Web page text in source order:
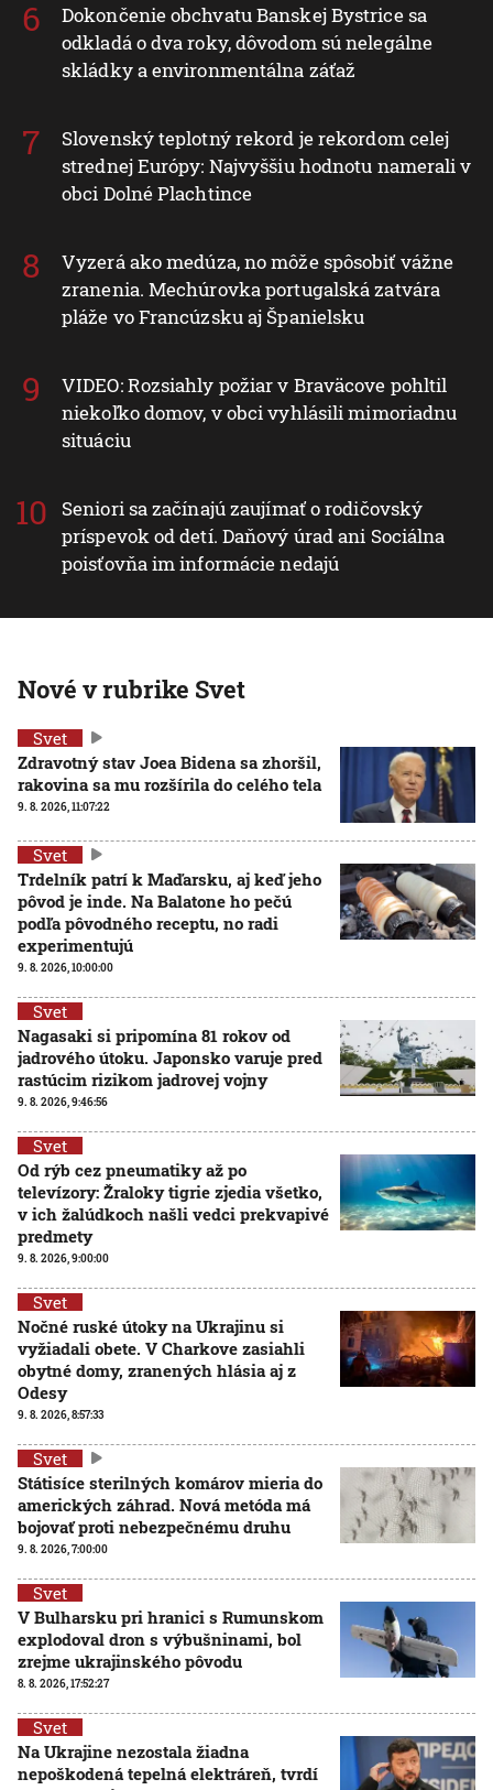
Dokončenie obchvatu Banskej Bystrice sa
odkladá o dva roky, dôvodom sú nelegálne
skládky a environmentálna záťaž
Slovenský teplotný rekord je rekordom celej
strednej Európy: Najvyššiu hodnotu namerali v
obci Dolné Plachtince
Vyzerá ako medúza, no môže spôsobiť vážne
zranenia. Mechúrovka portugalská zatvára
pláže vo Francúzsku aj Španielsku
VIDEO: Rozsiahly požiar v Braväcove pohltil
niekoľko domov, v obci vyhlásili mimoriadnu
situáciu
Seniori sa začínajú zaujímať o rodičovský
príspevok od detí. Daňový úrad ani Sociálna
poisťovňa im informácie nedajú
Nové v rubrike Svet
Svet
Zdravotný stav Joea Bidena sa zhoršil,
rakovina sa mu rozšírila do celého tela
9. 8. 2026, 11:07:22
Svet
Trdelník patrí k Maďarsku, aj keď jeho
pôvod je inde. Na Balatone ho pečú
podľa pôvodného receptu, no radi
experimentujú
9. 8. 2026, 10:00:00
Svet
Nagasaki si pripomína 81 rokov od
jadrového útoku. Japonsko varuje pred
rastúcim rizikom jadrovej vojny
9. 8. 2026, 9:46:56
Svet
Od rýb cez pneumatiky až po
televízory: Žraloky tigrie zjedia všetko,
v ich žalúdkoch našli vedci prekvapivé
predmety
9. 8. 2026, 9:00:00
Svet
Nočné ruské útoky na Ukrajinu si
vyžiadali obete. V Charkove zasiahli
obytné domy, zranených hlásia aj z
Odesy
9. 8. 2026, 8:57:33
Svet
Státisíce sterilných komárov mieria do
amerických záhrad. Nová metóda má
bojovať proti nebezpečnému druhu
9. 8. 2026, 7:00:00
Svet
V Bulharsku pri hranici s Rumunskom
explodoval dron s výbušninami, bol
zrejme ukrajinského pôvodu
8. 8. 2026, 17:52:27
Svet
Na Ukrajine nezostala žiadna
nepoškodená tepelná elektráreň, tvrdí